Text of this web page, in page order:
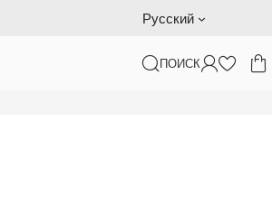
— доставка за наш счет
Русский
ПОИСК